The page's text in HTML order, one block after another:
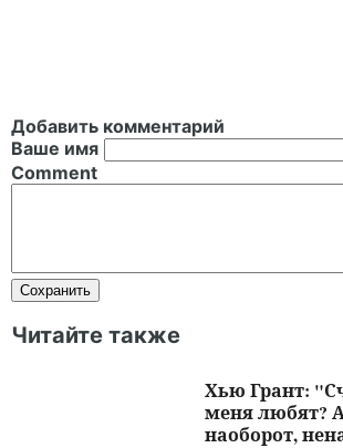
Добавить комментарий
Ваше имя
Comment
Читайте также
Хью Грант:
меня любят?
наоборот,